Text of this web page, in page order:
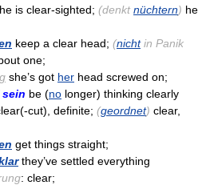
he is clear-sighted; (denkt nüchtern) he
keep a clear head; (nichtin Panik
one;
she’s got her head screwed on;
be (no longer) thinking clearly
cut), definite; (geordnet) clear,
get things straight;
they’ve settled everything
: clear;